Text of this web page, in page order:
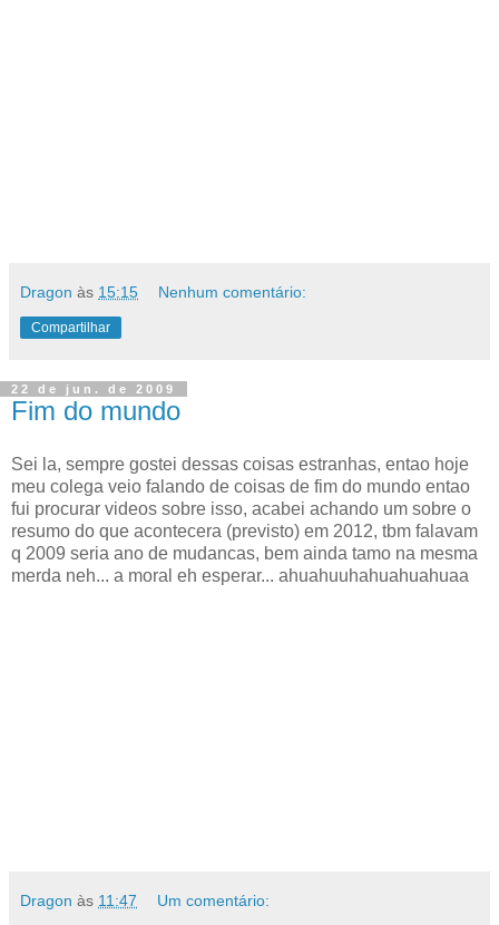
Dragon às 15:15 Nenhum comentário:
Compartilhar
22 de jun. de 2009
Fim do mundo
Sei la, sempre gostei dessas coisas estranhas, entao hoje
meu colega veio falando de coisas de fim do mundo entao
fui procurar videos sobre isso, acabei achando um sobre o
resumo do que acontecera (previsto) em 2012, tbm falavam
q 2009 seria ano de mudancas, bem ainda tamo na mesma
merda neh... a moral eh esperar... ahuahuuhahuahuahuaa
Dragon às 11:47 Um comentário: